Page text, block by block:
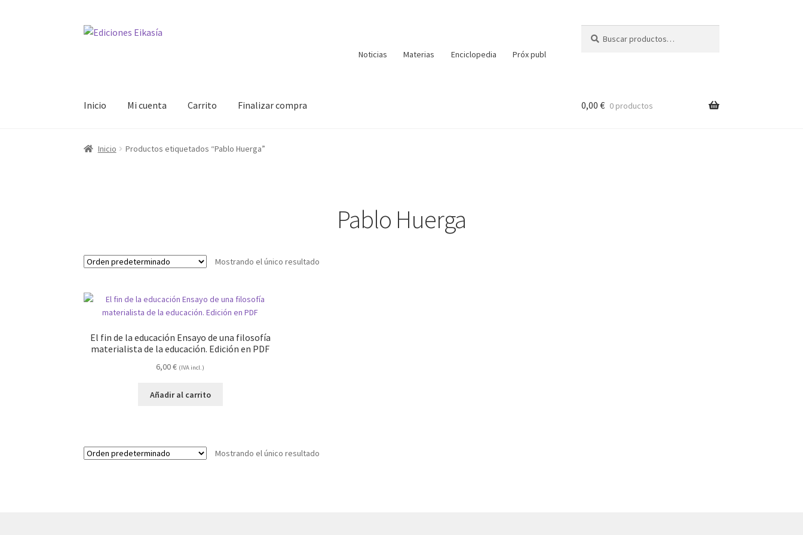
Ir
Ir
Noticias Materias Enciclopedia Próx publ
por:
Inicio Mi cuenta Carrito Finalizar compra 0,00 € 0 productos
Inicio Productos etiquetados “Pablo Huerga”
Pablo Huerga
Mostrando el único resultado
El fin de la educación Ensayo de una filosofía
materialista de la educación. Edición en PDF
6,00€ (IVA incl.)
Añadir al carrito
Mostrando el único resultado